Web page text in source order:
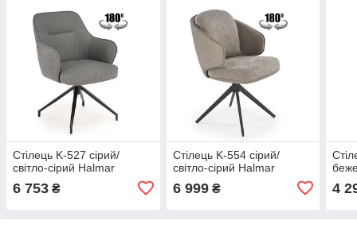
Стілець K-527 сірий/
світло-сірий Halmar
6 753 ₴
Стілець K-554 сірий/
світло-сірий Halmar
6 999₴ 4